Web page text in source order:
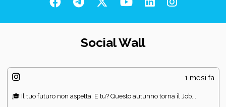
Social Wall
1 mesi fa
🎓 Il tuo futuro non aspetta. E tu? Questo autunno torna il Job...